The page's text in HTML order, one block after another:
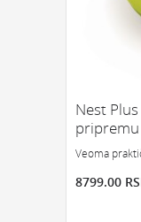
Nest
Veoma
8799.00